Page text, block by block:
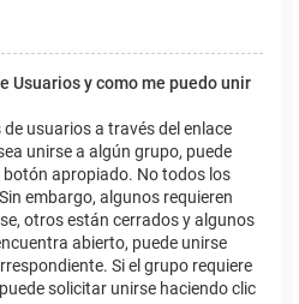
Usuarios y como me puedo unir
usuarios a través del enlace
unirse a algún grupo, puede
botón apropiado. No todos los
embargo, algunos requieren
otros están cerrados y algunos
abierto, puede unirse
Si el grupo requiere
solicitar unirse haciendo clic